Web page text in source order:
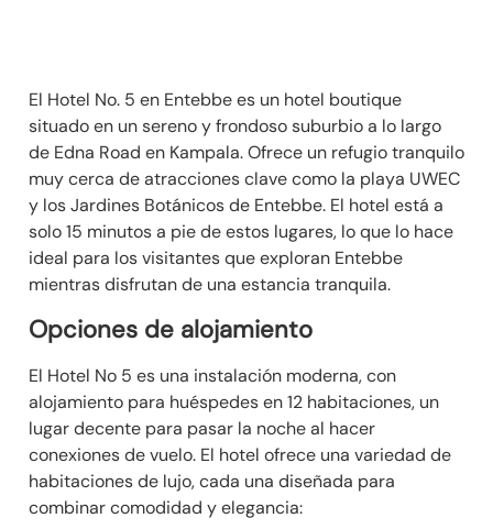
El Hotel No. 5 en Entebbe es un hotel boutique
situado en un sereno y frondoso suburbio a lo largo
de Edna Road en Kampala. Ofrece un refugio tranquilo
muy cerca de atracciones clave como la playa UWEC
y los Jardines Botánicos de Entebbe. El hotel está a
solo 15 minutos a pie de estos lugares, lo que lo hace
ideal para los visitantes que exploran Entebbe
mientras disfrutan de una estancia tranquila.
Opciones de alojamiento
El Hotel No 5 es una instalación moderna, con
alojamiento para huéspedes en 12 habitaciones, un
lugar decente para pasar la noche al hacer
conexiones de vuelo. El hotel ofrece una variedad de
habitaciones de lujo, cada una diseñada para
combinar comodidad y elegancia: